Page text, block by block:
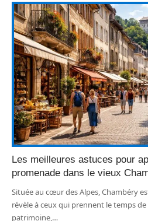
Les meilleures astuces pour
promenade dans le vieux
Située au cœur des Alpes, Chambéry
révèle à ceux qui prennent le temps de
patrimoine,…